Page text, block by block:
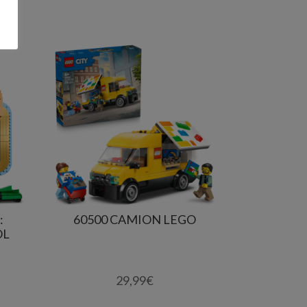
60500 CAMION LEGO
29,99€